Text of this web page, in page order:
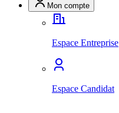
Mon compte
Espace Entreprise
Espace Candidat